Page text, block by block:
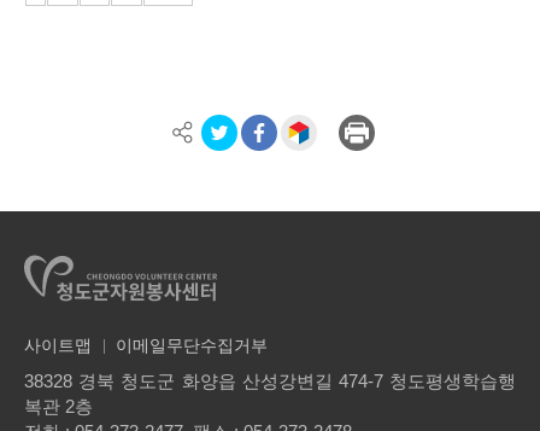
사이트맵 이메일무단수집거부
38328 경북 청도군 화양읍 산성강변길 474-7 청도평생학습행
복관 2층